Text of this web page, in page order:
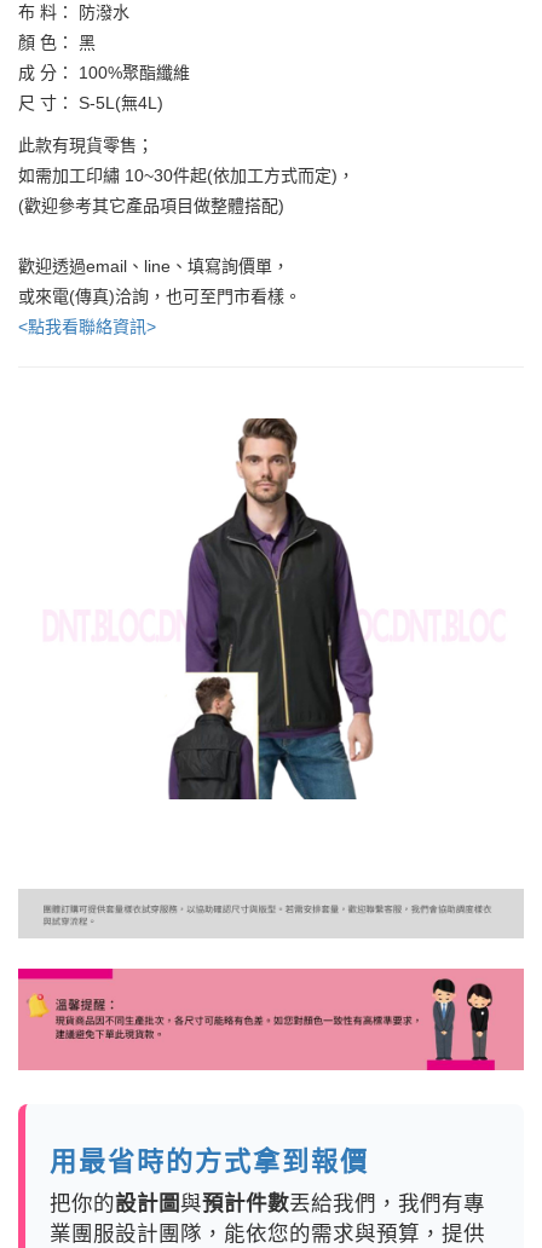
布 料： 防潑水
顏 色： 黑
成 分： 100%聚酯纖維
尺 寸： S-5L(無4L)
此款有現貨零售；
如需加工印繡 10~30件起(依加工方式而定)，
(歡迎參考其它產品項目做整體搭配)
歡迎透過email、line、填寫詢價單，
或來電(傳真)洽詢，也可至門市看樣。
<點我看聯絡資訊>
用最省時的方式拿到報價
把你的設計圖與預計件數丟給我們，我們有專
業團服設計團隊，能依您的需求與預算，提供